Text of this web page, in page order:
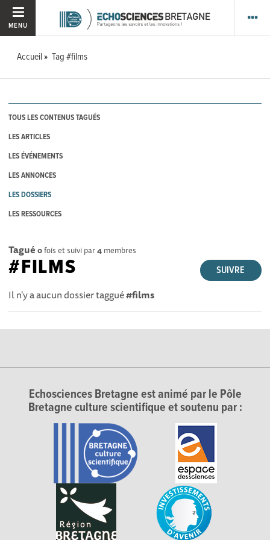
MENU
Accueil Tag #films
TOUS LES CONTENUS TAGUÉS
LES ARTICLES
LES ÉVÉNEMENTS
LES ANNONCES
LES DOSSIERS
LES RESSOURCES
Tagué 0fois et suivi par4 membres
SUIVRE
#FILMS
Il n'y a aucun dossier taggué#films
Echosciences Bretagne est animé par le Pôle
Bretagne culture scientifique et soutenu par :